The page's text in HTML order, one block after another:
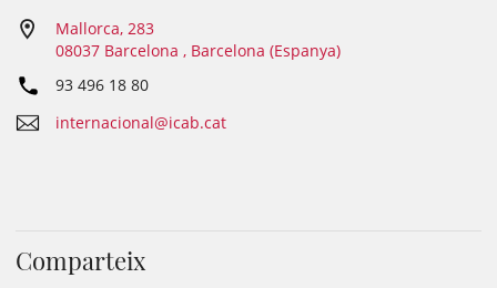
Mallorca, 283
08037 Barcelona , Barcelona (Espanya)
93 496 18 80
internacional@icab.cat
Comparteix